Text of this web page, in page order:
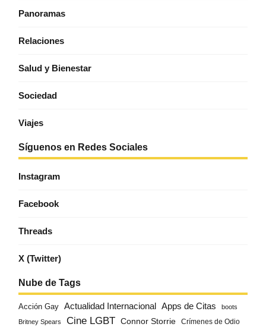
Panoramas
Relaciones
Salud y Bienestar
Sociedad
Viajes
Síguenos en Redes Sociales
Instagram
Facebook
Threads
X (Twitter)
Nube de Tags
Acción Gay Actualidad Internacional Apps de Citas boots
Britney Spears Cine LGBT Connor Storrie Crímenes de Odio